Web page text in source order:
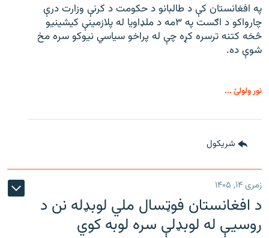
په افغانستان کې د طالبانو د حکومت د کرنې وزارت درې
چارواکو د اګست په ۳مه د ملډاویا له پلازمینې کیشینیو
څخه کتنه ترسره کړه چې له پراخو سیاسي نیوکو سره مخ
شوې ده.
نور ولولئ ...
شريکول
زمری ۱۴, ۱۴۰۵
د افغانستان فوټسال ملي لوبډله نن د
روسیې له لوبډلې سره لوبه کوي